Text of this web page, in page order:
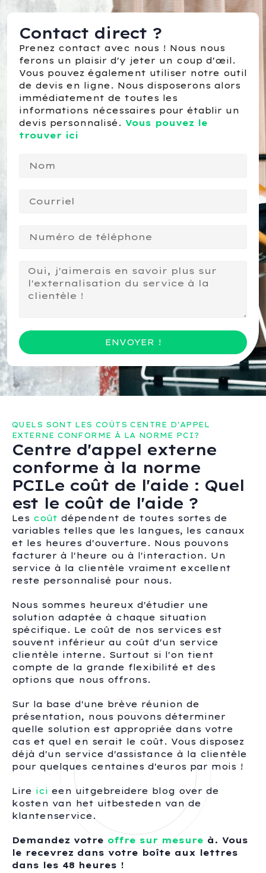
Contact direct ?
Prenez contact avec nous ! Nous nous
ferons un plaisir d'y jeter un coup d'œil.
Vous pouvez également utiliser notre outil
de devis en ligne. Nous disposerons alors
immédiatement de toutes les
informations nécessaires pour établir un
devis personnalisé. Vous pouvez le
trouver ici
ENVOYER !
QUELS SONT LES COÛTS CENTRE D'APPEL
EXTERNE CONFORME À LA NORME PCI?
Centre d'appel externe
conforme à la norme
PCILe coût de l'aide : Quel
est le coût de l'aide ?
Les coût dépendent de toutes sortes de
variables telles que les langues, les canaux
et les heures d'ouverture. Nous pouvons
facturer à l'heure ou à l'interaction. Un
service à la clientèle vraiment excellent
reste personnalisé pour nous.
Nous sommes heureux d'étudier une
solution adaptée à chaque situation
spécifique. Le coût de nos services est
souvent inférieur au coût d'un service
clientèle interne. Surtout si l'on tient
compte de la grande flexibilité et des
options que nous offrons.
Sur la base d'une brève réunion de
présentation, nous pouvons déterminer
quelle solution est appropriée dans votre
cas et quel en serait le coût. Vous disposez
déjà d'un service d'assistance à la clientèle
pour quelques centaines d'euros par mois !
Lire ici een uitgebreidere blog over de
kosten van het uitbesteden van de
klantenservice.
Demandez votre offre sur mesure à. Vous
le recevrez dans votre boîte aux lettres
dans les 48 heures !